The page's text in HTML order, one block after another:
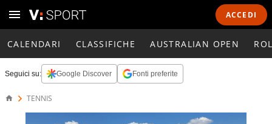
ACCEDI
CALENDARI CLASSIFICHE AUSTRALIAN OPEN
Seguici su: Google Discover Fonti preferite
TENNIS